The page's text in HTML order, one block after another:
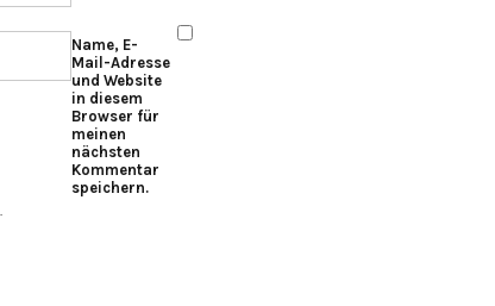
Name, E-
Mail-Adresse
und Website
in diesem
Browser für
meinen
nächsten
Kommentar
speichern.